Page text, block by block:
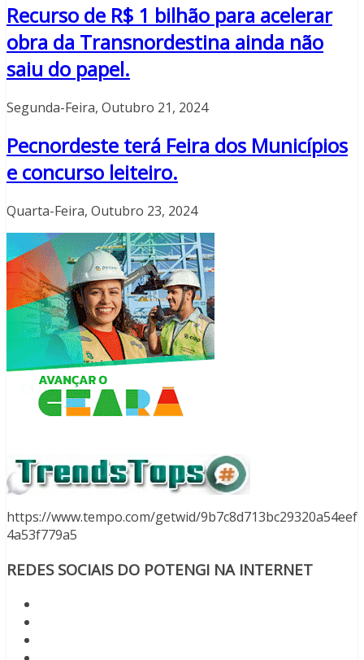
Recurso de R$ 1 bilhão para acelerar
obra da Transnordestina ainda não
saiu do papel.
Segunda-Feira, Outubro 21, 2024
Pecnordeste terá Feira dos Municípios
e concurso leiteiro.
Quarta-Feira, Outubro 23, 2024
https://www.tempo.com/getwid/9b7c8d713bc29320a54eef
4a53f779a5
REDES SOCIAIS DO POTENGI NA INTERNET